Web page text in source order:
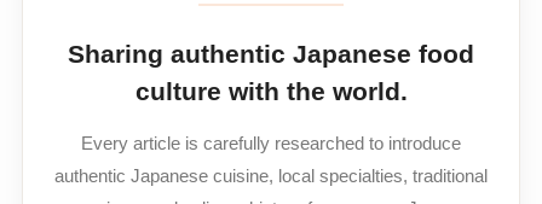
Sharing authentic Japanese food
culture with the world.
Every article is carefully researched to introduce
authentic Japanese cuisine, local specialties, traditional